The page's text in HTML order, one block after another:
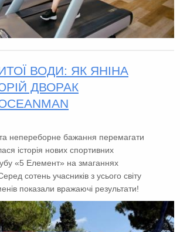
ВОДИ: ЯК ЯНІНА
ДВОРАК
непереборне бажання перемагати
історія нових спортивних
«5 Елемент» на змаганнях
сотень учасників з усього світу
показали вражаючі результати!